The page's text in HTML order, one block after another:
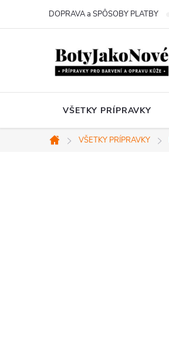
DOPRAVA a SPÔSOBY PLATBY
VŠETKY PRÍPRAVKY
Domov
VŠETKY PRÍPRAVKY